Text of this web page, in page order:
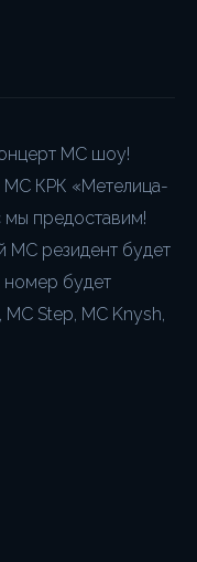
МС шоу!
МС КРК «Метелица-
предоставим!
МС резидент будет
номер будет
Step, MC Knysh,